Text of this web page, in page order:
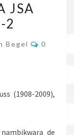
JSA
2
Begel
0
(1908-2009),
de